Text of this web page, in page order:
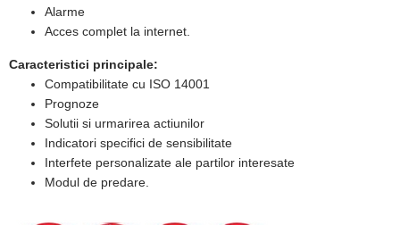
Alarme
Acces complet la internet.
Caracteristici principale:
Compatibilitate cu ISO 14001
Prognoze
Solutii si urmarirea actiunilor
Indicatori specifici de sensibilitate
Interfete personalizate ale partilor interesate
Modul de predare.